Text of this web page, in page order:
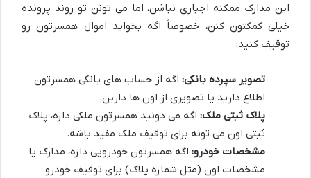
این مدارک ممکنه اجباری نباشن، اما می تونن تو روند پرونده
خیلی کمکتون کنن، خصوصاً اگه بخواید اموال همسرتون رو
توقیف کنید:
تصویر سپرده بانکی: اگه از حساب های بانکی همسرتون
اطلاع دارید یا تصویری از اون ها دارین.
پلاک ثبتی ملک: اگه می دونید همسرتون ملکی داره، پلاک
ثبتی اون می تونه برای توقیف ملک مفید باشه.
مشخصات خودرو: اگه همسرتون خودرویی داره، مدارک یا
مشخصات اون (مثل شماره پلاک) برای توقیف خودرو